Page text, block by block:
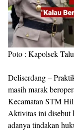
Poto : Kapolsek
Deliserdang –
masih marak
Kecamatan STM
Aktivitas ini disebut
adanya tindakan